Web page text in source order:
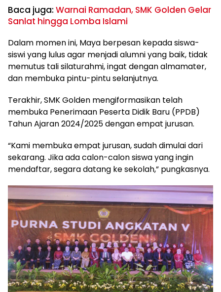
Baca juga: Warnai Ramadan, SMK Golden Gelar
Sanlat hingga Lomba Islami
Dalam momen ini, Maya berpesan kepada siswa-
siswi yang lulus agar menjadi alumni yang baik, tidak
memutus tali silaturahmi, ingat dengan almamater,
dan membuka pintu-pintu selanjutnya.
Terakhir, SMK Golden mengiformasikan telah
membuka Penerimaan Peserta Didik Baru (PPDB)
Tahun Ajaran 2024/2025 dengan empat jurusan.
“Kami membuka empat jurusan, sudah dimulai dari
sekarang. Jika ada calon-calon siswa yang ingin
mendaftar, segara datang ke sekolah,” pungkasnya.